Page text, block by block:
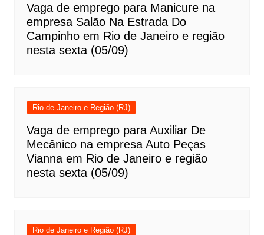
Vaga de emprego para Manicure na
empresa Salão Na Estrada Do
Campinho em Rio de Janeiro e região
nesta sexta (05/09)
Rio de Janeiro e Região (RJ)
Vaga de emprego para Auxiliar De
Mecânico na empresa Auto Peças
Vianna em Rio de Janeiro e região
nesta sexta (05/09)
Rio de Janeiro e Região (RJ)